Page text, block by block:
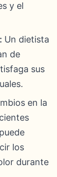
y el
Un dietista
de
sus
en la
los
durante